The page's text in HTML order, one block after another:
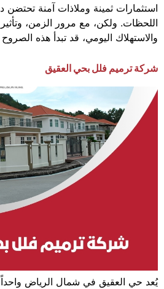
استثمارات ثمينة وملاذات آمنة
اللحظات. ولكن، مع مرور الزمن، وتأثير
والاستهلاك اليومي، قد تبدأ هذه
شركة ترميم فلل بحي العقيق
يُعد حي العقيق في شمال الرياض واحداً